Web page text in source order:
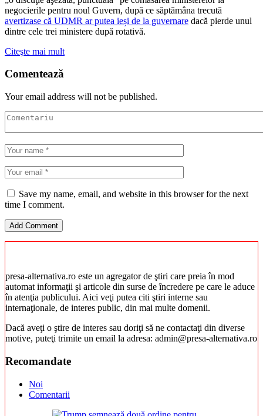
negocierile pentru noul Guvern, după ce săptămâna trecută
avertizase că UDMR ar putea ieși de la guvernare dacă pierde unul
dintre cele trei ministere după rotativă.
Citeşte mai mult
Comentează
Your email address will not be published.
Save my name, email, and website in this browser for the next
time I comment.
presa-alternativa.ro este un agregator de ştiri care preia în mod
automat informaţii şi articole din surse de încredere pe care le aduce
în atenţia publicului. Aici veţi putea citi ştiri interne sau
internaţionale, de interes public, din mai multe domenii.
Dacă aveţi o ştire de interes sau doriţi să ne contactaţi din diverse
motive, puteţi trimite un email la adresa: admin@presa-alternativa.ro
Recomandate
Noi
Comentarii